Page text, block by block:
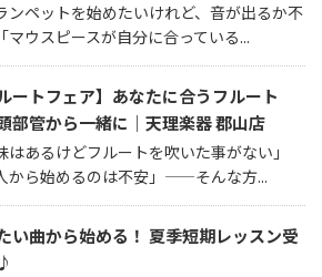
ンペットを始めたいけれど、音が出るか不
マウスピースが自分に合っている...
ルートフェア】あなたに合うフルート
部管から一緒に｜天理楽器 郡山店
はあるけどフルートを吹いた事がない」
から始めるのは不安」——そんな方...
い曲から始める！ 夏季短期レッスン受